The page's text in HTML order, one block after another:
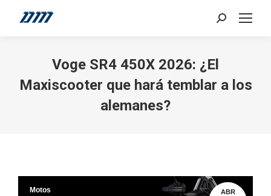
Search:
Voge SR4 450X 2026: ¿El
Maxiscooter que hará temblar a los
alemanes?
ABR
Motos